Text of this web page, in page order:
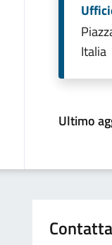
Italia
Ultimo